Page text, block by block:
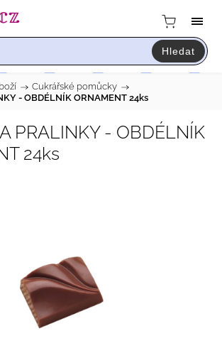
Hledat
/ Cukrářské pomůcky /
- OBDÉLNÍK ORNAMENT 24ks
PRALINKY - OBDÉLNÍK
24ks